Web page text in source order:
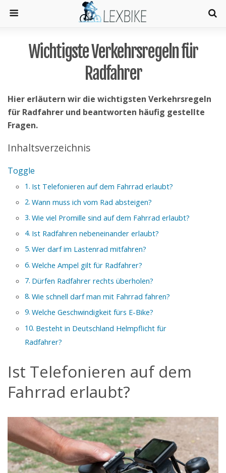
Wichtigste Verkehrsregeln für
Radfahrer
Hier erläutern wir die wichtigsten Verkehrsregeln
für Radfahrer und beantworten häufig gestellte
Fragen.
Inhaltsverzeichnis
Toggle
Ist Telefonieren auf dem Fahrrad erlaubt?
Wann muss ich vom Rad absteigen?
Wie viel Promille sind auf dem Fahrrad erlaubt?
Ist Radfahren nebeneinander erlaubt?
Wer darf im Lastenrad mitfahren?
Welche Ampel gilt für Radfahrer?
Dürfen Radfahrer rechts überholen?
Wie schnell darf man mit Fahrrad fahren?
Welche Geschwindigkeit fürs E-Bike?
Besteht in Deutschland Helmpflicht für
Radfahrer?
Ist Telefonieren auf dem
Fahrrad erlaubt?